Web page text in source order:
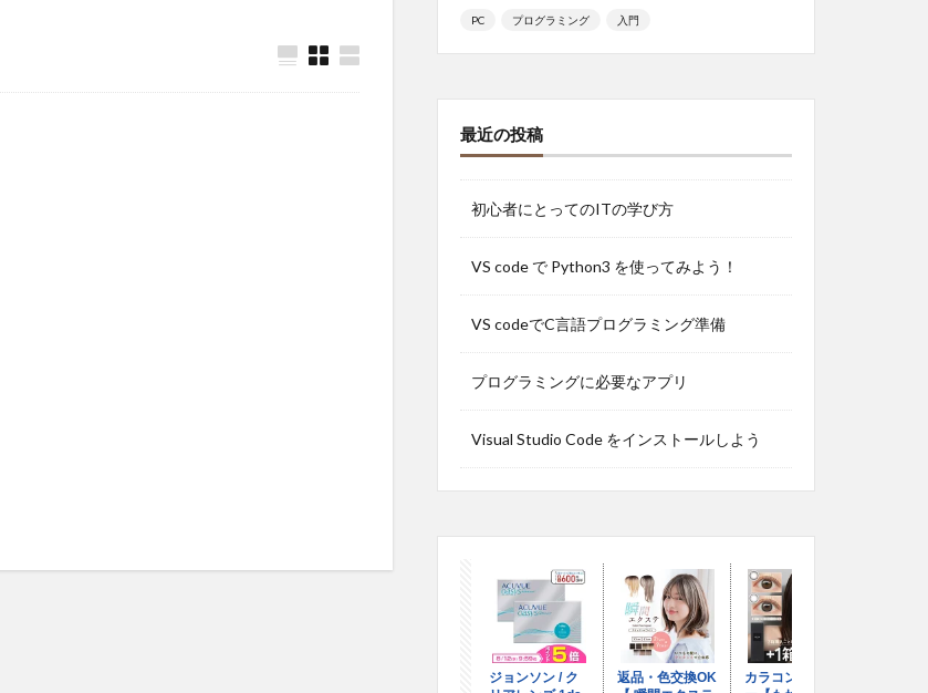
PC プログラミング 入門
最近の投稿
初心者にとってのITの学び方
VS code で Python3 を使ってみよう！
VS codeでC言語プログラミング準備
プログラミングに必要なアプリ
Visual Studio Code をインストールしよう